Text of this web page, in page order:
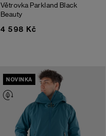
Větrovka Parkland Black
Beauty
4 598 Kč
NOVINKA